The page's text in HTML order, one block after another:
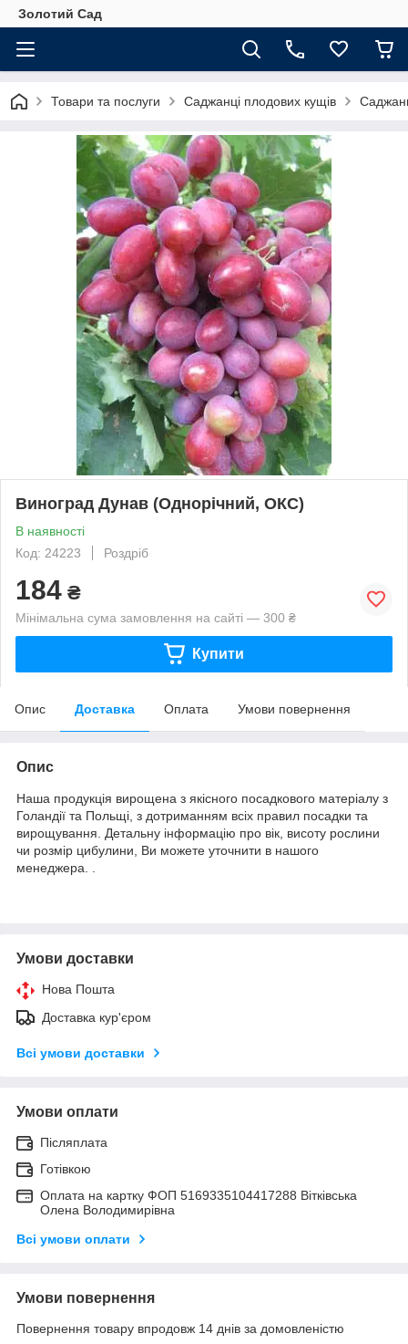
Золотий Сад
Товари та послуги Саджанці плодових кущів
Виноград Дунав (Однорічний, ОКС)
В наявності
Код: 24223
Роздріб
184 ₴
Мінімальна сума замовлення на сайті — 300 ₴
Купити
Опис Доставка Оплата Умови повернення
Опис
Наша продукція вирощена з якісного посадкового матеріалу з
Голандії та Польщі, з дотриманням всіх правил посадки та
вирощування. Детальну інформацію про вік, висоту рослини
чи розмір цибулини, Ви можете уточнити в нашого
менеджера. .
Умови доставки
Нова Пошта
Доставка кур'єром
Всі умови доставки
Умови оплати
Післяплата
Готівкою
Оплата на картку ФОП 5169335104417288 Вітківська
Олена Володимирівна
Всі умови оплати
Умови повернення
Повернення товару впродовж 14 днів за домовленістю